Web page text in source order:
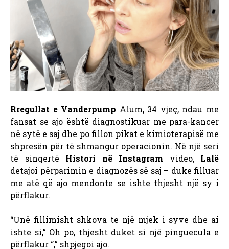
Rregullat e Vanderpump Alum, 34 vjeç, ndau me
fansat se ajo është diagnostikuar me para-kancer
në sytë e saj dhe po fillon pikat e kimioterapisë me
shpresën për të shmangur operacionin. Në një seri
të sinqertë Histori në Instagram video, Lalë
detajoi përparimin e diagnozës së saj – duke filluar
me atë që ajo mendonte se ishte thjesht një sy i
përflakur.
“Unë fillimisht shkova te një mjek i syve dhe ai
ishte si,” Oh po, thjesht duket si një pinguecula e
përflakur “,” shpjegoi ajo.